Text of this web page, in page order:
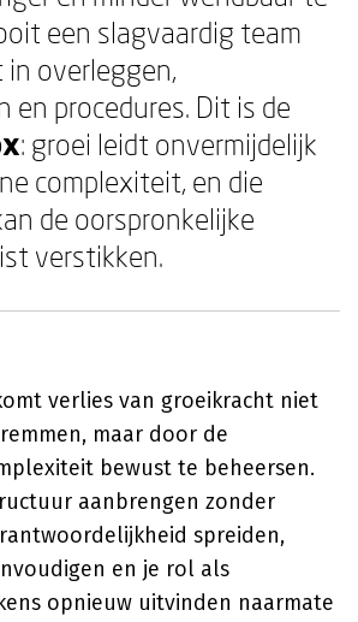
een slagvaardig team
overleggen,
en procedures. Dit is de
: groei leidt onvermijdelijk
complexiteit, en die
de oorspronkelijke
verstikken.
verlies van groeikracht niet
maar door de
bewust te beheersen.
aanbrengen zonder
spreiden,
en je rol als
opnieuw uitvinden naarmate